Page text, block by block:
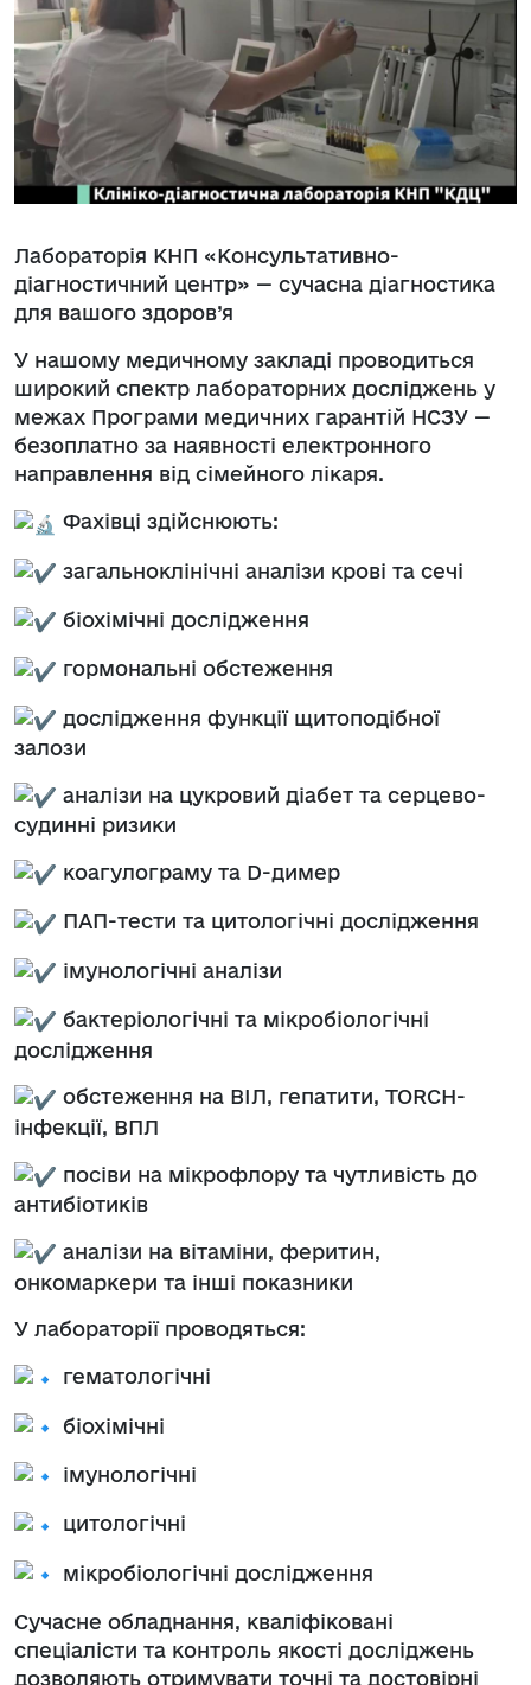
Лабораторія КНП «Консультативно-
діагностичний центр» — сучасна діагностика
для вашого здоров’я
У нашому медичному закладі проводиться
широкий спектр лабораторних досліджень у
межах Програми медичних гарантій НСЗУ —
безоплатно за наявності електронного
направлення від сімейного лікаря.
Фахівці здійснюють:
загальноклінічні аналізи крові та сечі
біохімічні дослідження
гормональні обстеження
дослідження функції щитоподібної
залози
аналізи на цукровий діабет та серцево-
судинні ризики
коагулограму та D-димер
ПАП-тести та цитологічні дослідження
імунологічні аналізи
бактеріологічні та мікробіологічні
дослідження
обстеження на ВІЛ, гепатити, TORCH-
інфекції, ВПЛ
посіви на мікрофлору та чутливість до
антибіотиків
аналізи на вітаміни, феритин,
онкомаркери та інші показники
У лабораторії проводяться:
гематологічні
біохімічні
імунологічні
цитологічні
мікробіологічні дослідження
Сучасне обладнання, кваліфіковані
спеціалісти та контроль якості досліджень
дозволяють отримувати точні та достовірні